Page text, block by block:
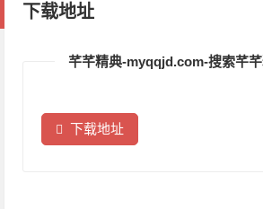
下载地址
芊芊精典-myqqjd.com-搜索芊
下载地址